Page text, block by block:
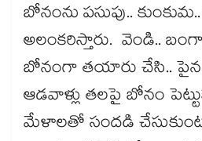
బోనంను పసుపు..
అలంకరిస్తారు. వెండి..
బోనంగా తయారు చేసి..
ఆడవాళ్లు తలపై బోనం
మేళాలతో సందడి